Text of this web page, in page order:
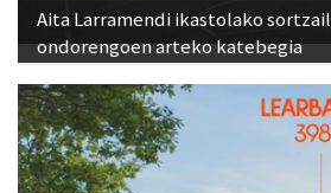
Aita Larramendi ikastolako
ondorengoen arteko katebegia